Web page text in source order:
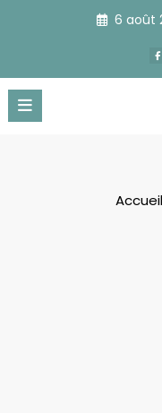
6 août
Accueil